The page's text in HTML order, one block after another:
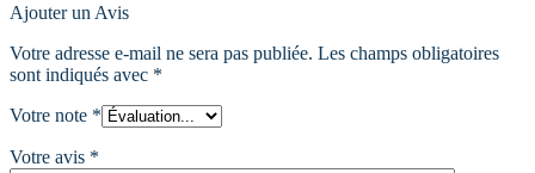
Ajouter un Avis
Votre adresse e-mail ne sera pas publiée. Les champs obligatoires
sont indiqués avec *
Votre note *
Votre avis *